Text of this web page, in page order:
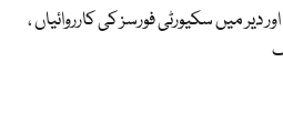
دیر میں سکیورٹی فورسز کی کارروائیاں ،